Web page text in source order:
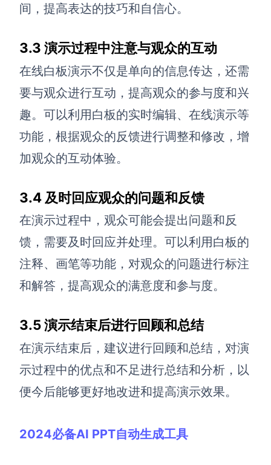
间，提高表达的技巧和自信心。
3.3 演示过程中注意与观众的互动
在线白板演示不仅是单向的信息传达，还需
要与观众进行互动，提高观众的参与度和兴
趣。可以利用白板的实时编辑、 在线演示等
功能，根据观众的反馈进行调整和修改，增
加观众的互动体验。
3.4 及时回应观众的问题和反馈
在演示过程中，观众可能会提出问题和反
馈，需要及时回应并处理。可以利用白板的
注释、画笔等功能，对观众的问题进行标注
和解答，提高观众的满意度和参与度。
3.5 演示结束后进行回顾和总结
在演示结束后，建议进行回顾和总结，对演
示过程中的优点和不足进行总结和分析，以
便今后能够更好地改进和提高演示效果。
2024必备AI PPT自动生成工具